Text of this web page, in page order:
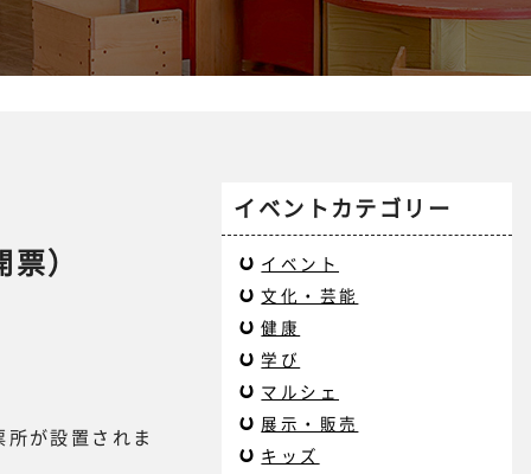
）
が設置されま
イベントカテゴリー
イベント
文化・芸能
健康
学び
マルシェ
展示・販売
キッズ